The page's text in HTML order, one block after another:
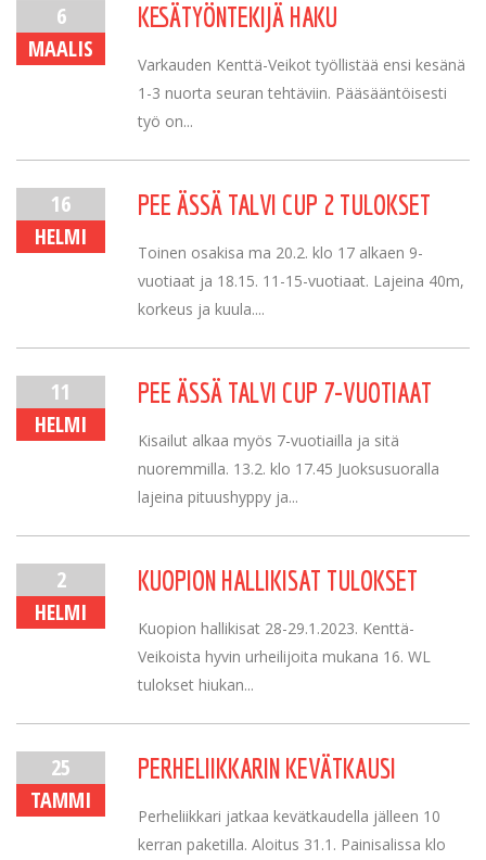
6
MAALIS
KESÄTYÖNTEKIJÄ HAKU
Varkauden Kenttä-Veikot työllistää ensi kesänä
1-3 nuorta seuran tehtäviin. Pääsääntöisesti
työ on...
16
HELMI
PEE ÄSSÄ TALVI CUP 2 TULOKSET
Toinen osakisa ma 20.2. klo 17 alkaen 9-
vuotiaat ja 18.15. 11-15-vuotiaat. Lajeina 40m,
korkeus ja kuula....
11
HELMI
PEE ÄSSÄ TALVI CUP 7-VUOTIAAT
Kisailut alkaa myös 7-vuotiailla ja sitä
nuoremmilla. 13.2. klo 17.45 Juoksusuoralla
lajeina pituushyppy ja...
2
HELMI
KUOPION HALLIKISAT TULOKSET
Kuopion hallikisat 28-29.1.2023. Kenttä-
Veikoista hyvin urheilijoita mukana 16. WL
tulokset hiukan...
25
TAMMI
PERHELIIKKARIN KEVÄTKAUSI
Perheliikkari jatkaa kevätkaudella jälleen 10
kerran paketilla. Aloitus 31.1. Painisalissa klo